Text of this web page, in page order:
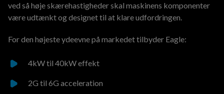
ved så høje skærehastigheder skal maskinens komponenter
være udtænkt og designet til at klare udfordringen.
For den højeste ydeevne på markedet tilbyder Eagle:
4kW til 40kW effekt
2G til 6G acceleration